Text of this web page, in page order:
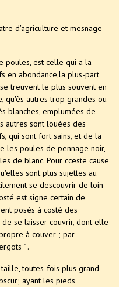
d'agriculture et mesnage
poules, est celle qui a la
en abondance,la plus-part
treuvent le plus souvent en
qu'ès autres trop grandes ou
blanches, emplumées de
autres sont louées des
qui sont fort sains, et de la
les poules de pennage noir,
de blanc. Pour cceste cause
sont plus sujettes au
se descouvrir de loin
est signe certain de
posés à costé des
se laisser couvrir, dont elle
à couver ; par
" .
toutes-fois plus grand
ayant les pieds